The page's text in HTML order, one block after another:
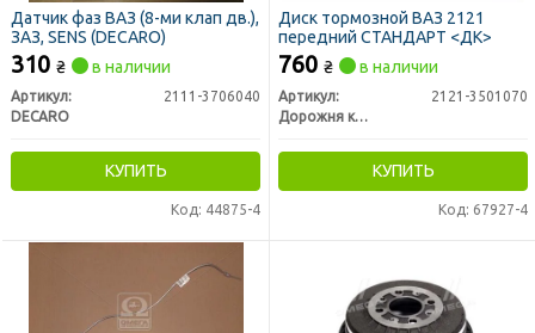
Датчик фаз ВАЗ (8-ми клап дв.),
ЗАЗ, SENS (DECARO)
310 ₴ в наличии
Артикул:
2111-3706040
DECARO
КУПИТЬ
Код: 44875-4
Диск тормозной ВАЗ 2121
передний СТАНДАРТ <ДК>
760 ₴ в наличии
Артикул:
2121-3501070
Дорожня карта
КУПИТЬ
Код: 67927-4